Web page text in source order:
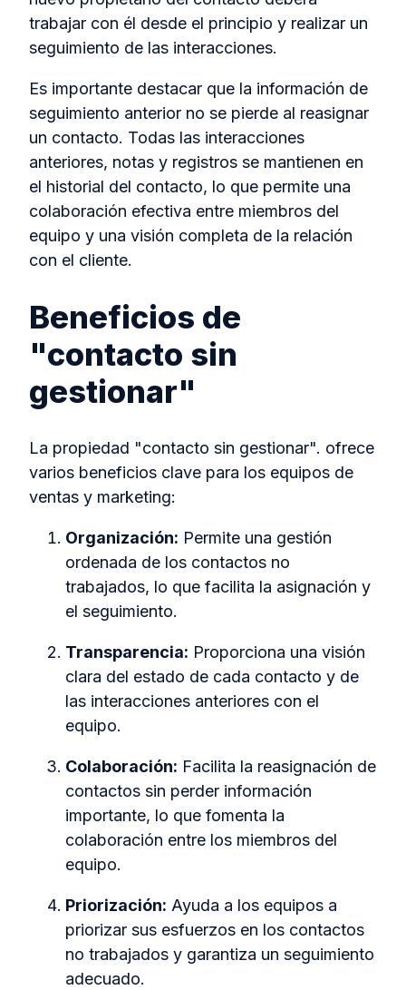
trabajar con él desde el principio y realizar un
seguimiento de las interacciones.
Es importante destacar que la información de
seguimiento anterior no se pierde al reasignar
un contacto. Todas las interacciones
anteriores, notas y registros se mantienen en
el historial del contacto, lo que permite una
colaboración efectiva entre miembros del
equipo y una visión completa de la relación
con el cliente.
Beneficios de
"contacto sin
gestionar"
La propiedad "contacto sin gestionar". ofrece
varios beneficios clave para los equipos de
ventas y marketing:
Organización: Permite una gestión
ordenada de los contactos no
trabajados, lo que facilita la asignación y
el seguimiento.
Transparencia: Proporciona una visión
clara del estado de cada contacto y de
las interacciones anteriores con el
equipo.
Colaboración: Facilita la reasignación de
contactos sin perder información
importante, lo que fomenta la
colaboración entre los miembros del
equipo.
Priorización: Ayuda a los equipos a
priorizar sus esfuerzos en los contactos
no trabajados y garantiza un seguimiento
adecuado.